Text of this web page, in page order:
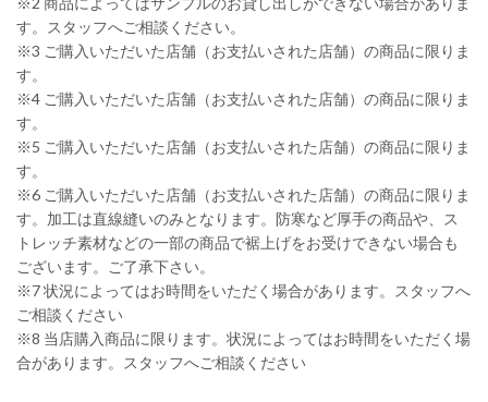
す。スタッフへご相談ください。
※3 ご購入いただいた店舗（お支払いされた店舗）の商品に限りま
す。
※4 ご購入いただいた店舗（お支払いされた店舗）の商品に限りま
す。
※5 ご購入いただいた店舗（お支払いされた店舗）の商品に限りま
す。
※6 ご購入いただいた店舗（お支払いされた店舗）の商品に限りま
す。加工は直線縫いのみとなります。防寒など厚手の商品や、ス
トレッチ素材などの一部の商品で裾上げをお受けできない場合も
ございます。ご了承下さい。
※7 状況によってはお時間をいただく場合があります。スタッフへ
ご相談ください
※8 当店購入商品に限ります。状況によってはお時間をいただく場
合があります。スタッフへご相談ください